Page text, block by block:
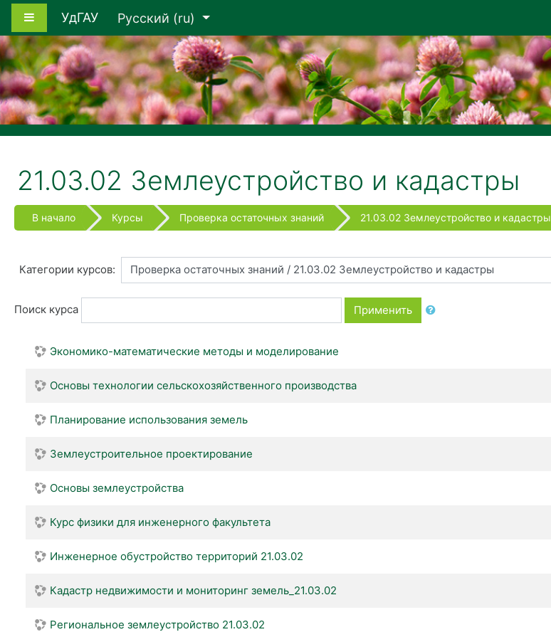
Перейти к основному содержанию
Боковая панель
УдГАУ Русский ‎(ru)‎
21.03.02 Землеустройство и кадастры
В начало Курсы Проверка остаточных знаний 21.03.02 Землеустройство и кадастры
Категории курсов:
Поиск курса Применить
Экономико-математические методы и моделирование
Основы технологии сельскохозяйственного производства
Планирование использования земель
Землеустроительное проектирование
Основы землеустройства
Курс физики для инженерного факультета
Инженерное обустройство территорий 21.03.02
Кадастр недвижимости и мониторинг земель_21.03.02
Региональное землеустройство 21.03.02